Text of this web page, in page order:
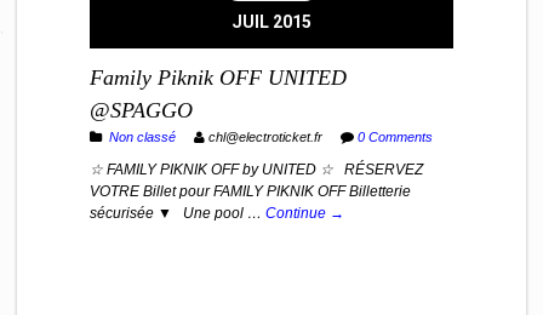
JUIL 2015
Family Piknik OFF UNITED
@SPAGGO
Non classé chl@electroticket.fr 0 Comments
☆ FAMILY PIKNIK OFF by UNITED ☆ RÉSERVEZ
VOTRE Billet pour FAMILY PIKNIK OFF Billetterie
sécurisée ▼ Une pool … Continue →